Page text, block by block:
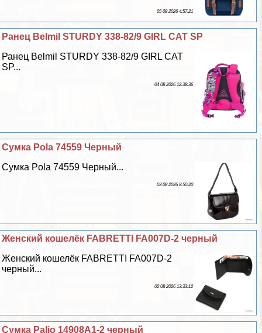
05 08 2026 4:57:21
Ранец Belmil STURDY 338-82/9 GIRL CAT SP
Ранец Belmil STURDY 338-82/9 GIRL CAT
SP...
04 08 2026 12:38:36
Сумка Pola 74559 Черный
Сумка Pola 74559 Черный...
03 08 2026 8:50:20
Женский кошелёк FABRETTI FA007D-2 черный
Женский кошелёк FABRETTI FA007D-2
черный...
02 08 2026 13:33:12
Сумка Palio 14908A1-2 черный